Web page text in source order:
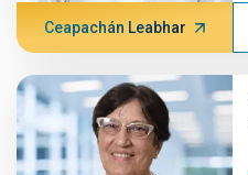
Ceapachán Leabhar